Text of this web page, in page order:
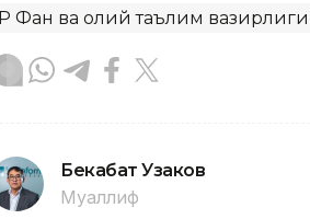
ҚР Фан ва олий таълим вазирлиги
Бекабат Узаков
Муаллиф